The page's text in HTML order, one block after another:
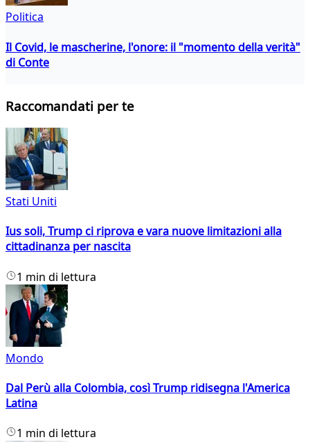
Politica
Il Covid, le mascherine, l'onore: il "momento della verità"
di Conte
Raccomandati per te
Stati Uniti
Ius soli, Trump ci riprova e vara nuove limitazioni alla
cittadinanza per nascita
1 min di lettura
Mondo
Dal Perù alla Colombia, così Trump ridisegna l'America
Latina
1 min di lettura